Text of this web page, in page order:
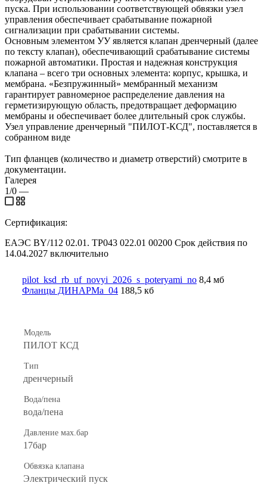
пуска. При использовании соответствующей обвязки узел
управления обеспечивает срабатывание пожарной
сигнализации при срабатывании системы.
Основным элементом УУ является клапан дренчерный (далее
по тексту клапан), обеспечивающий срабатывание системы
пожарной автоматики. Простая и надежная конструкция
клапана – всего три основных элемента: корпус, крышка, и
мембрана. «Безпружинный» мембранный механизм
гарантирует равномерное распределение давления на
герметизирующую область, предотвращает деформацию
мембраны и обеспечивает более длительный срок службы.
Узел управление дренчерный "ПИЛОТ-КСД", поставляется в
собранном виде
Тип фланцев (количество и диаметр отверстий) смотрите в
документации.
Галерея
1/0 —
Сертификация:
ЕАЭС BY/112 02.01. TP043 022.01 00200 Срок действия по
14.04.2027 включительно
pilot_ksd_rb_uf_novyi_2026_s_poteryami_no 8,4 мб
Фланцы ДИНАРМа_04 188,5 кб
Модель
ПИЛОТ КСД
Тип
дренчерный
Вода/пена
вода/пена
Давление мах.бар
17бар
Обвязка клапана
Электрический пуск